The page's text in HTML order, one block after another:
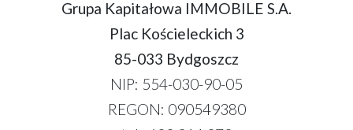
Grupa Kapitałowa IMMOBILE S.A.
Plac Kościeleckich 3
85-033 Bydgoszcz
NIP: 554-030-90-05
REGON: 090549380